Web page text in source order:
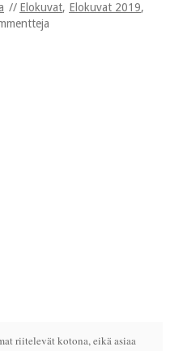
Elokuvat, Elokuvat 2019,
riitelevät kotona, eikä asiaa